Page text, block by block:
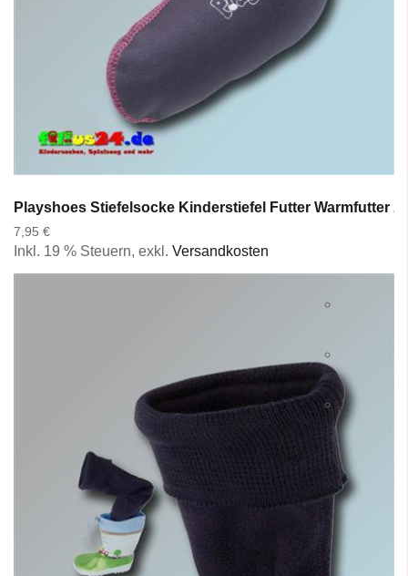
Playshoes Stiefelsocke Kinderstiefel Futter Warmfutter
7,95 €
Inkl. 19 % Steuern, exkl. Versandkosten